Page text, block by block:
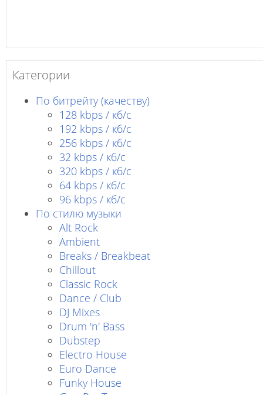
Категории
По битрейту (качеству)
128 kbps / кб/c
192 kbps / кб/c
256 kbps / кб/с
32 kbps / кб/c
320 kbps / кб/с
64 kbps / кб/c
96 kbps / кб/c
По стилю музыки
Alt Rock
Ambient
Breaks / Breakbeat
Chillout
Classic Rock
Dance / Club
DJ Mixes
Drum 'n' Bass
Dubstep
Electro House
Euro Dance
Funky House